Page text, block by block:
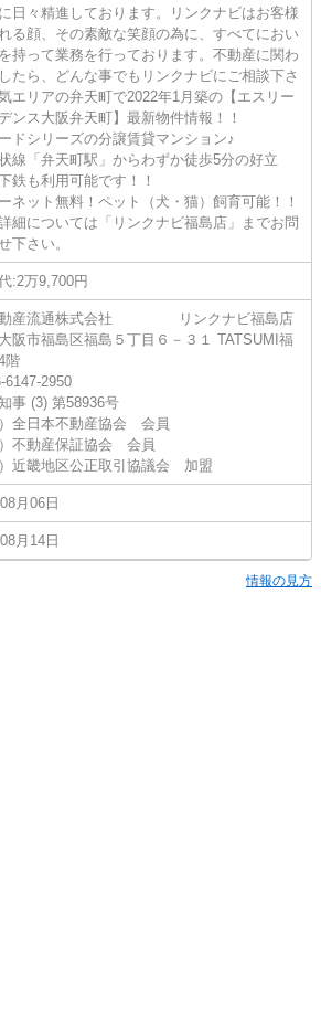
日々精進しております。リンクナビはお客様
る顔、その素敵な笑顔の為に、すべてにおい
持って業務を行っております。不動産に関わ
たら、どんな事でもリンクナビにご相談下さ
エリアの弁天町で2022年1月築の【エスリー
ンス大阪弁天町】最新物件情報！！
ドシリーズの分譲賃貸マンション♪
線「弁天町駅」からわずか徒歩5分の好立
鉄も利用可能です！！
ネット無料！ペット（犬・猫）飼育可能！！
細については「リンクナビ福島店」までお問
下さい。
:2万9,700円
動産流通株式会社 リンクナビ福島店
阪市福島区福島５丁目６－３１ TATSUMI福
階
6147-2950
事 (3) 第58936号
）全日本不動産協会 会員
）不動産保証協会 会員
）近畿地区公正取引協議会 加盟
月06日
月14日
情報の見方